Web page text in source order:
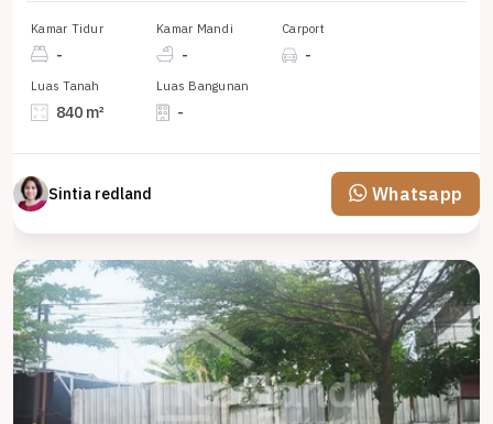
Kamar Tidur
-
Kamar Mandi
-
Carport
-
Luas Tanah
840 m²
Luas Bangunan
-
Sintia redland Whatsapp